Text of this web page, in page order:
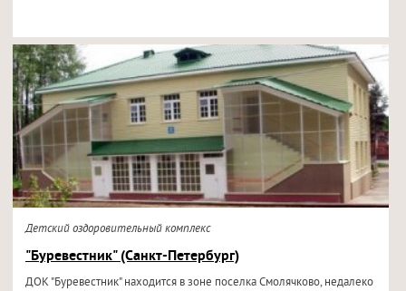
Детский оздоровительный комплекс
"Буревестник" (Санкт-Петербург)
ДОК "Буревестник" находится в зоне поселка Смолячково, недалеко